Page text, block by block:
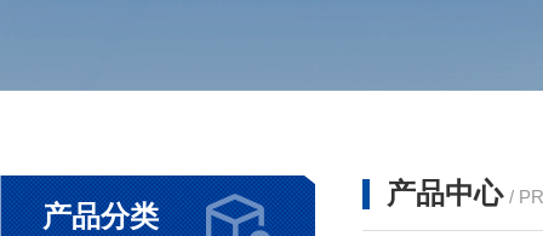
产品分类
产品中心 /